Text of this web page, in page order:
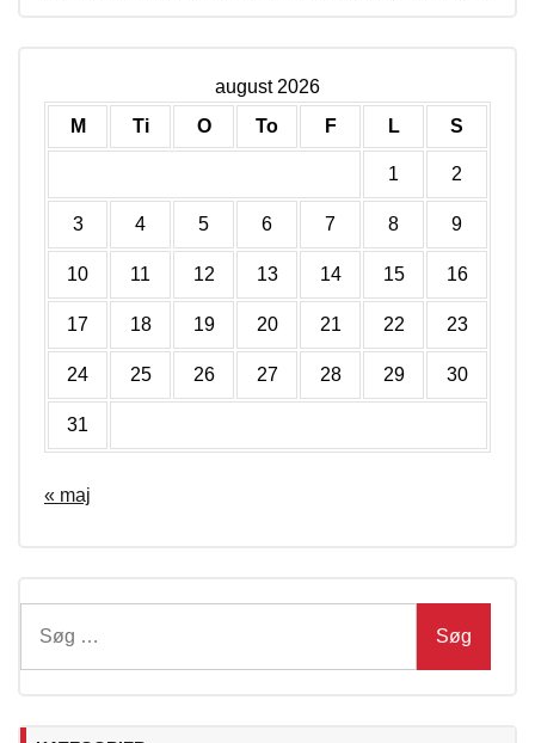
august 2026
M
Ti O To F L S
1 2
3 4 5 6 7 8 9
10 11 12 13 14 15 16
17 18 19 20 21 22 23
24 25 26 27 28 29 30
31
« maj
efter: